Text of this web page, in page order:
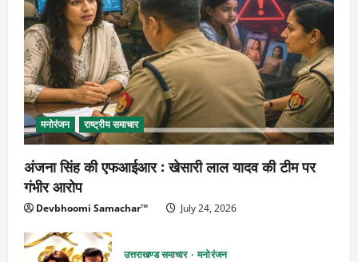
मनोरंजन राष्ट्रीय समाचार
अंजना सिंह की एफआईआर : खेसारी लाल यादव की टीम पर
गंभीर आरोप
Devbhoomi Samachar™ July 24, 2026
उत्तराखण्ड समाचार मनोरंजन